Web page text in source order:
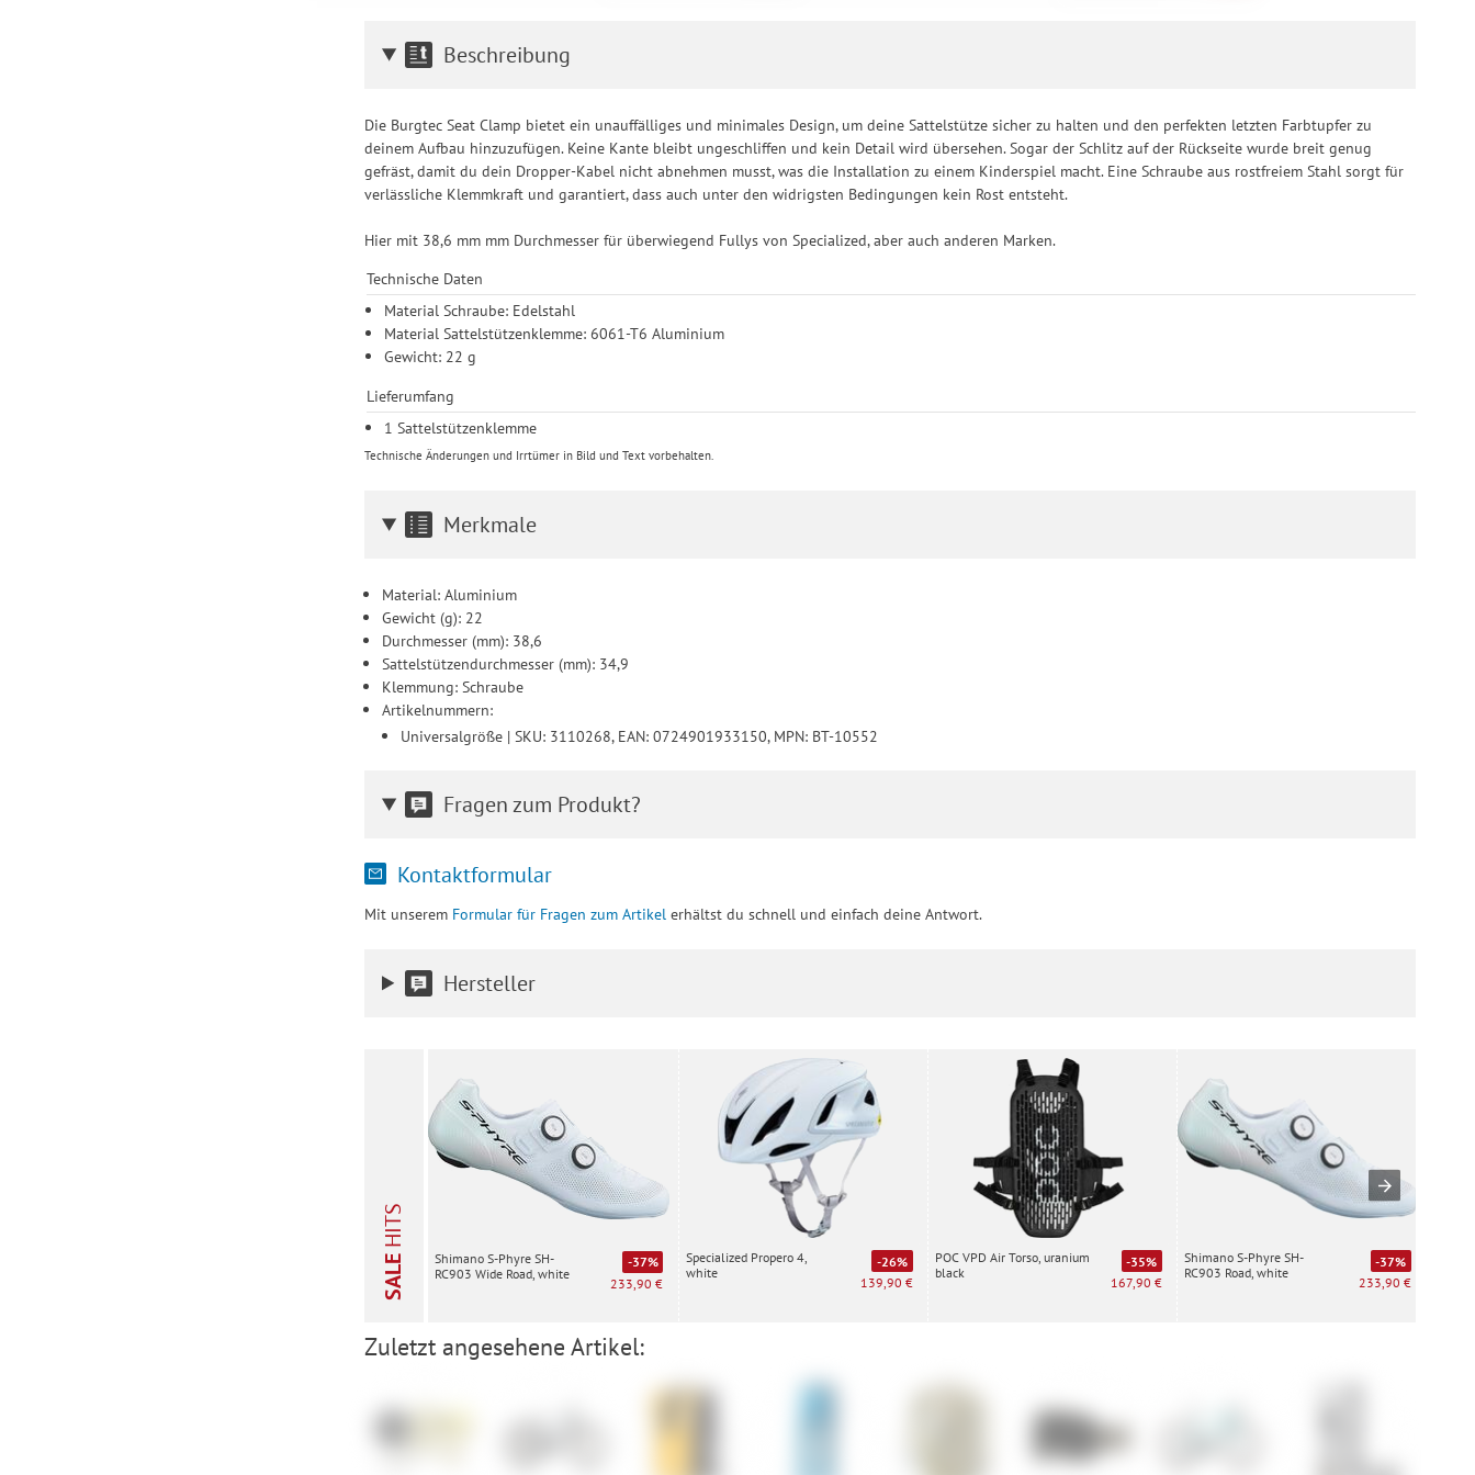
Beschreibung
Die Burgtec Seat Clamp bietet ein unauffälliges und minimales Design, um deine Sattelstütze sicher zu halten und den perfekten letzten Farbtupfer zu
deinem Aufbau hinzuzufügen. Keine Kante bleibt ungeschliffen und kein Detail wird übersehen. Sogar der Schlitz auf der Rückseite wurde breit genug
gefräst, damit du dein Dropper-Kabel nicht abnehmen musst, was die Installation zu einem Kinderspiel macht. Eine Schraube aus rostfreiem Stahl sorgt für
verlässliche Klemmkraft und garantiert, dass auch unter den widrigsten Bedingungen kein Rost entsteht.
Hier mit 38,6 mm mm Durchmesser für überwiegend Fullys von Specialized, aber auch anderen Marken.
Technische Daten
Material Schraube: Edelstahl
Material Sattelstützenklemme: 6061-T6 Aluminium
Gewicht: 22 g
Lieferumfang
1 Sattelstützenklemme
Technische Änderungen und Irrtümer in Bild und Text vorbehalten.
Merkmale
Material: Aluminium
Gewicht (g): 22
Durchmesser (mm): 38,6
Sattelstützendurchmesser (mm): 34,9
Klemmung: Schraube
Artikelnummern:
Universalgröße | SKU: 3110268, EAN: 0724901933150, MPN: BT-10552
Fragen zum Produkt?
Kontaktformular
Mit unserem Formular für Fragen zum Artikelerhältst du schnell und einfach deine Antwort.
Hersteller
SALE
HITS
Shimano S-Phyre SH-
RC903 Wide Road, white
-37%
233,90 €
Specialized Propero 4,
white
-26%
139,90 €
POC VPD Air Torso, uranium
black
-35%
167,90 €
Shimano S-Phyre SH-
RC903 Road, white
-37%
233,90 €
Zuletzt angesehene Artikel: